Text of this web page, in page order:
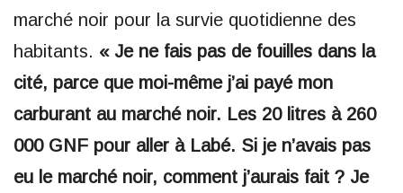
marché noir pour la survie quotidienne des
habitants. « Je ne fais pas de fouilles dans la
cité, parce que moi-même j’ai payé mon
carburant au marché noir. Les 20 litres à 260
000 GNF pour aller à Labé. Si je n’avais pas
eu le marché noir, comment j’aurais fait ? Je